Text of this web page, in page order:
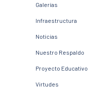
Galerías
Infraestructura
Noticias
Nuestro Respaldo
Proyecto Educativo
Virtudes